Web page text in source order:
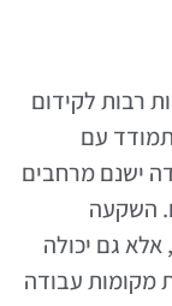
רבות לקידום
עם
ישנם מרחבים
השקעה
גם יכולה
מקומות עבודה